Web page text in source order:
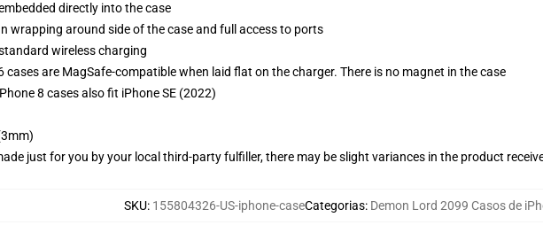
directly into the case
wrapping around side of the case and full access to ports
wireless charging
are MagSafe-compatible when laid flat on the charger. There is no magnet in the case
8 cases also fit iPhone SE (2022)
just for you by your local third-party fulfiller, there may be slight variances in the product
SKU: 155804326-US-iphone-caseCategorias: Demon Lord 2099 Casos de